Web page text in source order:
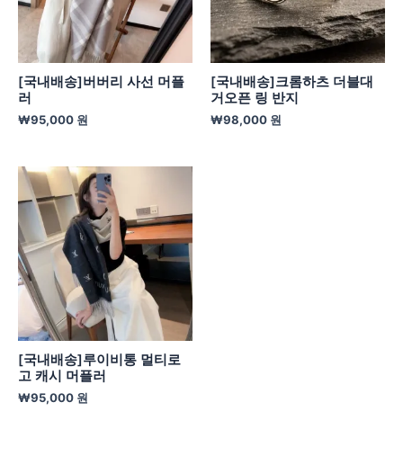
[국내배송]버버리 사선 머플
러
₩95,000 원
[국내배송]크롬하츠 더블대
거오픈 링 반지
₩98,000 원
[국내배송]루이비통 멀티로
고 캐시 머플러
₩95,000 원